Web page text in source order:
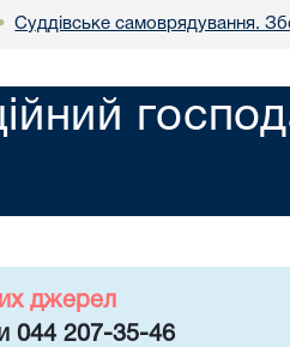
Суддівське самоврядування.
джерел
044 207-35-46